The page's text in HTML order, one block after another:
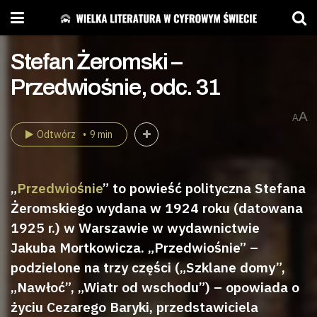
Stefan Żeromski –
Przedwiośnie, odc. 31
AA
Odtwórz 9 min
„Przedwiośnie” to powieść polityczna Stefana
Żeromskiego wydana w 1924 roku (datowana
1925 r.) w Warszawie w wydawnictwie
Jakuba Mortkowicza. „Przedwiośnie” –
podzielone na trzy części („Szklane domy”,
„Nawłoć”, „Wiatr od wschodu”) – opowiada o
życiu Cezarego Baryki, przedstawiciela